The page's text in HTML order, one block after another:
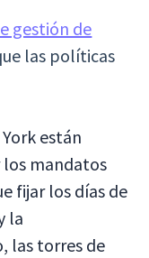
gestión de
las políticas
están
mandatos
fijar los días de
la
las torres de